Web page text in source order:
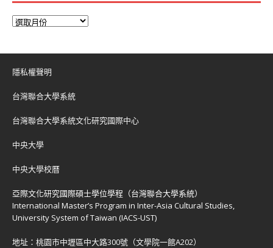
隱私權聲明
台灣聯合大學系統
台灣聯合大學系統文化研究國際中心
中央大學
中央大學校曆
亞際文化研究國際碩士學位學程（台灣聯合大學系統）
International Master’s Program in Inter-Asia Cultural Studies,
University System of Taiwan (IACS-UST)
地址： 桃園市中壢區中大路300號（文學院一館A202）